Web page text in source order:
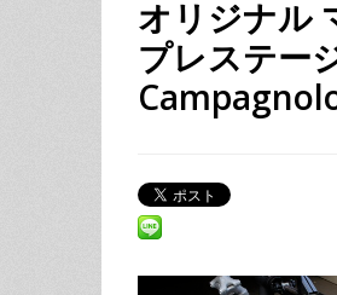
オリジナル
プレステー